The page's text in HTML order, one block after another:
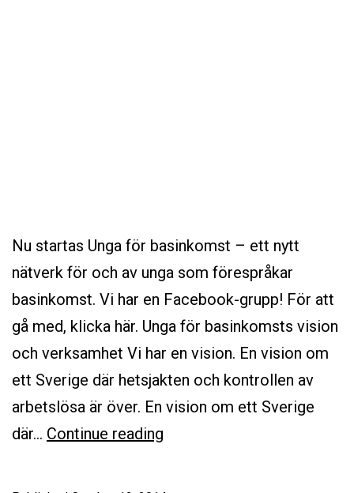
Nu startas Unga för basinkomst – ett nytt
nätverk för och av unga som förespråkar
basinkomst. Vi har en Facebook-grupp! För att
gå med, klicka här. Unga för basinkomsts vision
och verksamhet Vi har en vision. En vision om
ett Sverige där hetsjakten och kontrollen av
arbetslösa är över. En vision om ett Sverige
där… Continue reading